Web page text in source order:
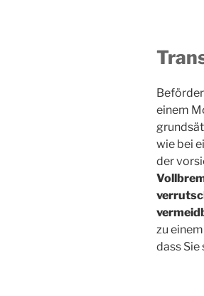
einem
wie bei
der
zu
dass